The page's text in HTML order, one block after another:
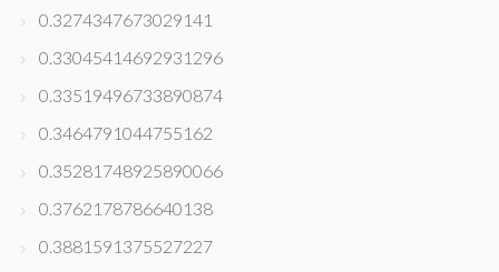
0.3274347673029141
0.33045414692931296
0.33519496733890874
0.3464791044755162
0.35281748925890066
0.3762178786640138
0.3881591375527227